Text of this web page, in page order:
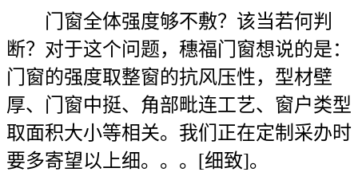
门窗全体强度够不敷？该当若何判
断？对于这个问题，穗福门窗想说的是：
门窗的强度取整窗的抗风压性，型材壁
厚、门窗中挺、角部毗连工艺、窗户类型
取面积大小等相关。我们正在定制采办时
要多寄望以上细。。。[细致]。